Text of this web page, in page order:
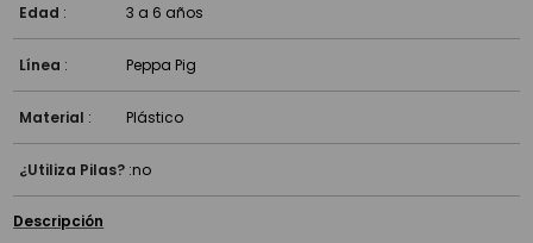
Edad : 3 a 6 años
Línea : Peppa Pig
Material : Plástico
¿Utiliza Pilas? :no
Descripción